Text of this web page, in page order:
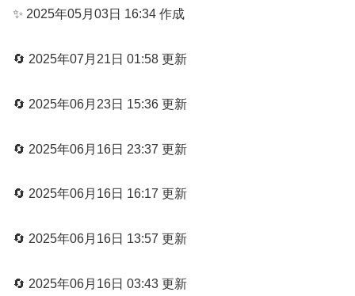
✨ 2025年05月03日 16:34 作成
🔄 2025年07月21日 01:58 更新
🔄 2025年06月23日 15:36 更新
🔄 2025年06月16日 23:37 更新
🔄 2025年06月16日 16:17 更新
🔄 2025年06月16日 13:57 更新
🔄 2025年06月16日 03:43 更新